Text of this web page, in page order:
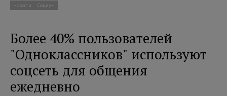
Новости Социум
Более 40% пользователей
"Одноклассников" используют
соцсеть для общения
ежедневно